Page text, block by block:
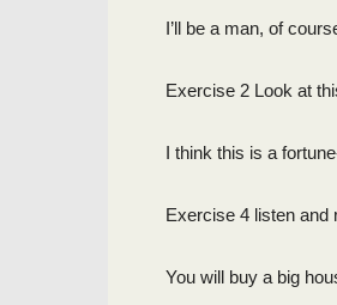
I’ll be a man, of
Exercise 2 Look at
I think this is a
Exercise 4 listen and
You will buy a big